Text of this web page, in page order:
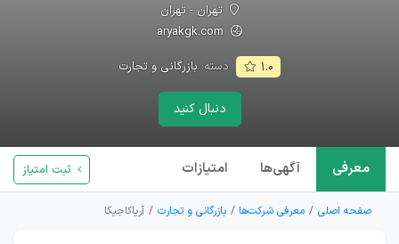
تهران - تهران
۱.۰ دسته: بازرگانی و تجارت
دنبال کنید
معرفی آگهی‌ها امتیازات ثبت امتیاز
صفحه اصلی معرفی شرکت‌ها بازرگانی و تجارت آریاکاجیکا